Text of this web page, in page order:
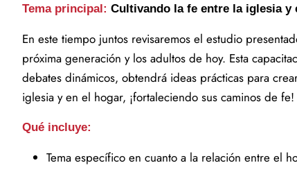
Tema principal: Cultivando la fe entre la iglesia y
En este tiempo juntos revisaremos el estudio
próxima generación y los adultos de hoy. Esta
debates dinámicos, obtendrá ideas prácticas para
iglesia y en el hogar, ¡fortaleciendo sus caminos de fe!
Qué incluye:
Tema específico en cuanto a la relación entre el